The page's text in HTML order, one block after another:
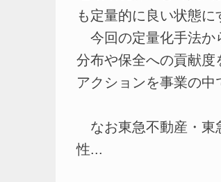
も定量的に良い状態に
今回の定量化手法か
分布や保全への貢献度
アクションを事業の中
なお東急不動産・東
性...